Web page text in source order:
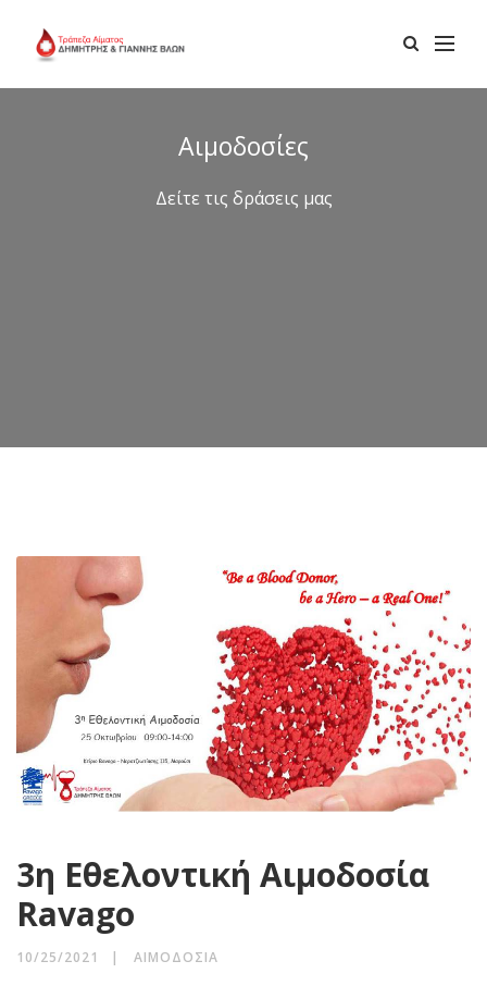
Αιμοδοσίες
Δείτε τις δράσεις μας
3η Εθελοντική Αιμοδοσία
Ravago
10/25/2021 ΑΙΜΟΔΟΣΊΑ